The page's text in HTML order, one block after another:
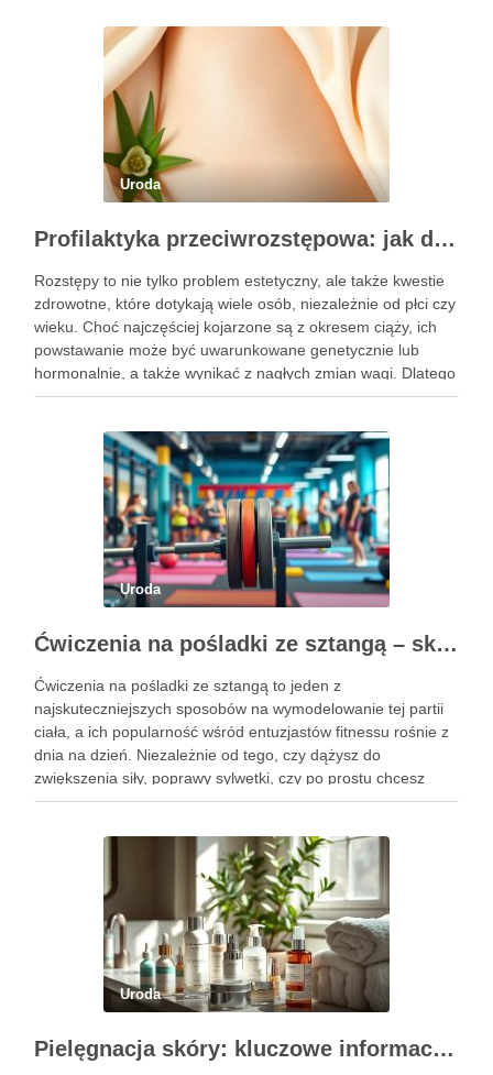
Uroda
Profilaktyka przeciwrozstępowa: jak dbać o skórę skutecznie?
Rozstępy to nie tylko problem estetyczny, ale także kwestie
zdrowotne, które dotykają wiele osób, niezależnie od płci czy
wieku. Choć najczęściej kojarzone są z okresem ciąży, ich
powstawanie może być uwarunkowane genetycznie lub
hormonalnie, a także wynikać z nagłych zmian wagi. Dlatego
kluczowe jest, aby już od najmłodszych lat zadbać …
Uroda
Ćwiczenia na pośladki ze sztangą – skuteczne metody i techniki treningowe
Ćwiczenia na pośladki ze sztangą to jeden z
najskuteczniejszych sposobów na wymodelowanie tej partii
ciała, a ich popularność wśród entuzjastów fitnessu rośnie z
dnia na dzień. Niezależnie od tego, czy dążysz do
zwiększenia siły, poprawy sylwetki, czy po prostu chcesz
poczuć się lepiej w swoim ciele, odpowiednio dobrane
Uroda
Pielęgnacja skóry: kluczowe informacje i skuteczne metody